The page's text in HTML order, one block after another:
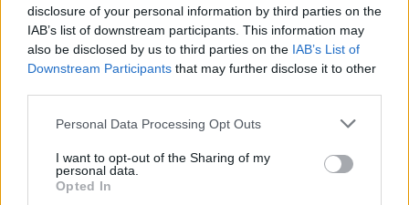
disclosure of your personal information by third parties on the
IAB’s list of downstream participants. This information may
also be disclosed by us to third parties on the IAB’s List of
Downstream Participants that may further disclose it to other
Personal Data Processing Opt Outs
I want to opt-out of the Sharing of my
personal data.
Opted In
πέντε αστέρων δυναμικότητας περίπου 194
κλινών, με βίλες και κατοικίες, χώρους